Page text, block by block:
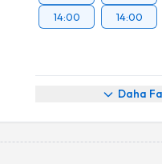
14:00
14:00
Daha